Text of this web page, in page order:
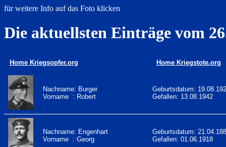
für weitere Info auf das Foto klicken
Die aktuellsten Einträge vom
Home Kriegsopfer.org Home Kriegstote.org
Nachname: Burger
Vorname : Robert
Geburtsdatum:
Gefallen: 13.08.1942
Nachname: Engenhart
Vorname : Georg
Geburtsdatum:
Gefallen: 01.06.1918